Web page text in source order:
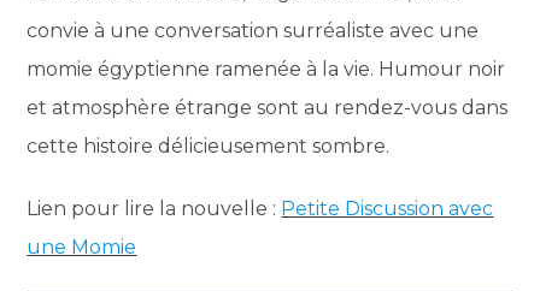
convie à une conversation surréaliste avec une
momie égyptienne ramenée à la vie. Humour noir
et atmosphère étrange sont au rendez-vous dans
cette histoire délicieusement sombre.
Lien pour lire la nouvelle : Petite Discussion avec
une Momie